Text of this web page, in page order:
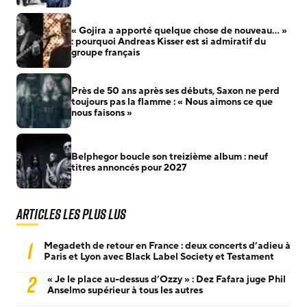
« Gojira a apporté quelque chose de nouveau… »
: pourquoi Andreas Kisser est si admiratif du
groupe français
Près de 50 ans après ses débuts, Saxon ne perd
toujours pas la flamme : « Nous aimons ce que
nous faisons »
Belphegor boucle son treizième album : neuf
titres annoncés pour 2027
Articles les plus lus
1
Megadeth de retour en France : deux concerts d’adieu à
Paris et Lyon avec Black Label Society et Testament
2
« Je le place au-dessus d’Ozzy » : Dez Fafara juge Phil
Anselmo supérieur à tous les autres